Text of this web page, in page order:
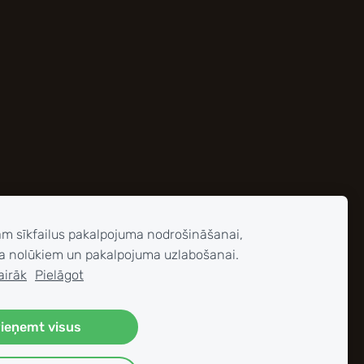
sīkfailus pakalpojuma nodrošināšanai,
nolūkiem un pakalpojuma uzlabošanai.
Pielāgot
visus